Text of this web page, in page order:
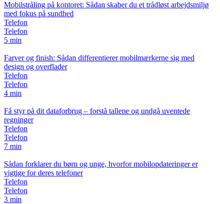
Mobilstråling på kontoret: Sådan skaber du et trådløst arbejdsmiljø
med fokus på sundhed
Telefon
Telefon
5 min
Farver og finish: Sådan differentierer mobilmærkerne sig med
design og overflader
Telefon
Telefon
4 min
Få styr på dit dataforbrug – forstå tallene og undgå uventede
regninger
Telefon
Telefon
7 min
Sådan forklarer du børn og unge, hvorfor mobilopdateringer er
vigtige for deres telefoner
Telefon
Telefon
3 min